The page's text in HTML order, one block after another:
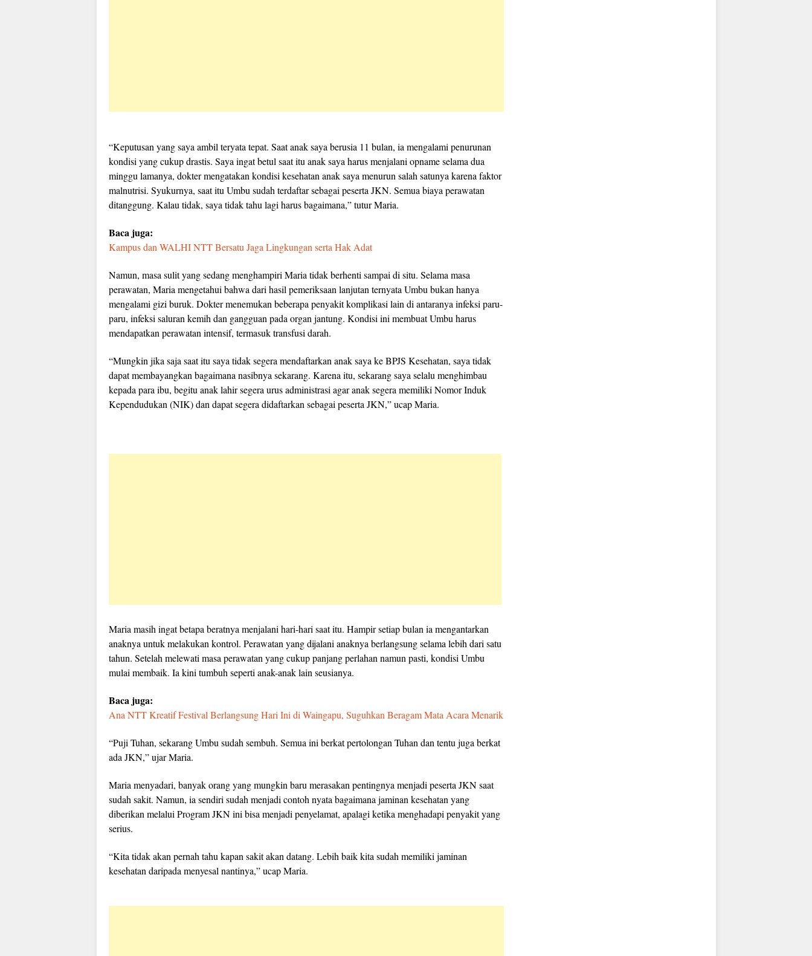
“Keputusan yang saya ambil teryata tepat. Saat anak saya berusia 11 bulan, ia mengalami penurunan
kondisi yang cukup drastis. Saya ingat betul saat itu anak saya harus menjalani opname selama dua
minggu lamanya, dokter mengatakan kondisi kesehatan anak saya menurun salah satunya karena faktor
malnutrisi. Syukurnya, saat itu Umbu sudah terdaftar sebagai peserta JKN. Semua biaya perawatan
ditanggung. Kalau tidak, saya tidak tahu lagi harus bagaimana,” tutur Maria.
Baca juga:
Kampus dan WALHI NTT Bersatu Jaga Lingkungan serta Hak Adat
Namun, masa sulit yang sedang menghampiri Maria tidak berhenti sampai di situ. Selama masa
perawatan, Maria mengetahui bahwa dari hasil pemeriksaan lanjutan ternyata Umbu bukan hanya
mengalami gizi buruk. Dokter menemukan beberapa penyakit komplikasi lain di antaranya infeksi paru-
paru, infeksi saluran kemih dan gangguan pada organ jantung. Kondisi ini membuat Umbu harus
mendapatkan perawatan intensif, termasuk transfusi darah.
“Mungkin jika saja saat itu saya tidak segera mendaftarkan anak saya ke BPJS Kesehatan, saya tidak
dapat membayangkan bagaimana nasibnya sekarang. Karena itu, sekarang saya selalu menghimbau
kepada para ibu, begitu anak lahir segera urus administrasi agar anak segera memiliki Nomor Induk
Kependudukan (NIK) dan dapat segera didaftarkan sebagai peserta JKN,” ucap Maria.
Maria masih ingat betapa beratnya menjalani hari-hari saat itu. Hampir setiap bulan ia mengantarkan
anaknya untuk melakukan kontrol. Perawatan yang dijalani anaknya berlangsung selama lebih dari satu
tahun. Setelah melewati masa perawatan yang cukup panjang perlahan namun pasti, kondisi Umbu
mulai membaik. Ia kini tumbuh seperti anak-anak lain seusianya.
Baca juga:
Ana NTT Kreatif Festival Berlangsung Hari Ini di Waingapu, Suguhkan Beragam Mata Acara Menarik
“Puji Tuhan, sekarang Umbu sudah sembuh. Semua ini berkat pertolongan Tuhan dan tentu juga berkat
ada JKN,” ujar Maria.
Maria menyadari, banyak orang yang mungkin baru merasakan pentingnya menjadi peserta JKN saat
sudah sakit. Namun, ia sendiri sudah menjadi contoh nyata bagaimana jaminan kesehatan yang
diberikan melalui Program JKN ini bisa menjadi penyelamat, apalagi ketika menghadapi penyakit yang
serius.
“Kita tidak akan pernah tahu kapan sakit akan datang. Lebih baik kita sudah memiliki jaminan
kesehatan daripada menyesal nantinya,” ucap Maria.